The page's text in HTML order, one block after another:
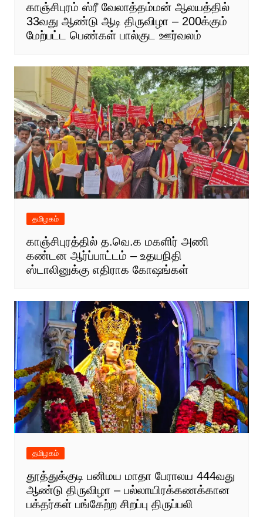
காஞ்சிபுரம் ஸ்ரீ வேலாத்தம்மன் ஆலயத்தில்
33வது ஆண்டு ஆடி திருவிழா – 200க்கும்
மேற்பட்ட பெண்கள் பால்குட ஊர்வலம்
தமிழகம்
காஞ்சிபுரத்தில் த.வெ.க மகளிர் அணி
கண்டன ஆர்ப்பாட்டம் – உதயநிதி
ஸ்டாலினுக்கு எதிராக கோஷங்கள்
தமிழகம்
தூத்துக்குடி பனிமய மாதா பேராலய 444வது
ஆண்டு திருவிழா – பல்லாயிரக்கணக்கான
பக்தர்கள் பங்கேற்ற சிறப்பு திருப்பலி